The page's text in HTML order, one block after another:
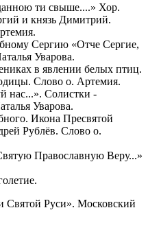
ти свыше....» Хор.
и князь Димитрий.
Сергию «Отче Сергие,
Уварова.
в явлении белых птиц.
Слово о. Артемия.
нас...». Солистки -
Уварова.
Икона Пресвятой
Рублёв. Слово о.
Православную Веру...»
Святой Руси». Московский